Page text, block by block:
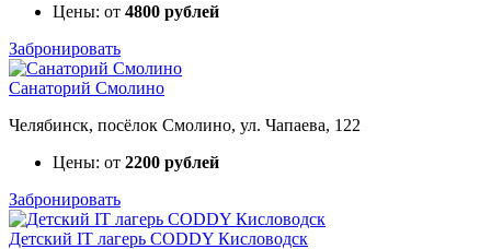
Цены: от 4800 рублей
Забронировать
Санаторий Смолино
Челябинск, посёлок Смолино, ул. Чапаева, 122
Цены: от 2200 рублей
Забронировать
Детский IT лагерь CODDY Кисловодск